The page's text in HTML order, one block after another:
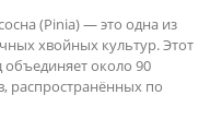
(Pinia) — это одна из
хвойных культур. Этот
около 90
распространённых по